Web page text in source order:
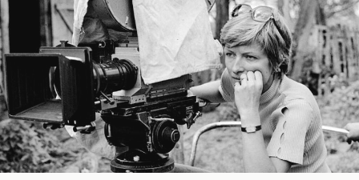
Ведь партизанская война во…